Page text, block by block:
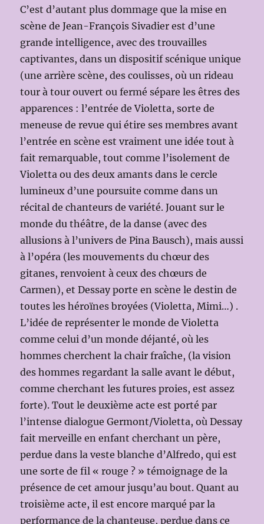
C’est d’autant plus dommage que la mise en
scène de Jean-François Sivadier est d’une
grande intelligence, avec des trouvailles
captivantes, dans un dispositif scénique unique
(une arrière scène, des coulisses, où un rideau
tour à tour ouvert ou fermé sépare les êtres des
apparences : l’entrée de Violetta, sorte de
meneuse de revue qui étire ses membres avant
l’entrée en scène est vraiment une idée tout à
fait remarquable, tout comme l’isolement de
Violetta ou des deux amants dans le cercle
lumineux d’une poursuite comme dans un
récital de chanteurs de variété. Jouant sur le
monde du théâtre, de la danse (avec des
allusions à l’univers de Pina Bausch), mais aussi
à l’opéra (les mouvements du chœur des
gitanes, renvoient à ceux des chœurs de
Carmen), et Dessay porte en scène le destin de
toutes les héroïnes broyées (Violetta, Mimi…) .
L’idée de représenter le monde de Violetta
comme celui d’un monde déjanté, où les
hommes cherchent la chair fraîche, (la vision
des hommes regardant la salle avant le début,
comme cherchant les futures proies, est assez
forte). Tout le deuxième acte est porté par
l’intense dialogue Germont/Violetta, où Dessay
fait merveille en enfant cherchant un père,
perdue dans la veste blanche d’Alfredo, qui est
une sorte de fil « rouge ? » témoignage de la
présence de cet amour jusqu’au bout. Quant au
troisième acte, il est encore marqué par la
performance de la chanteuse, perdue dans ce